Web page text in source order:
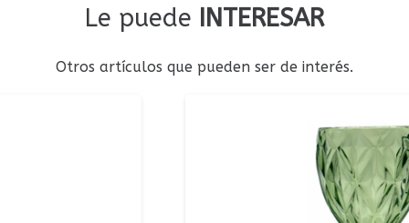
Le puede INTERESAR
Otros artículos que pueden ser de interés.